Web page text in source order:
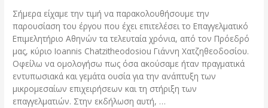
Σήμερα είχαμε την τιμή να παρακολουθήσουμε την
παρουσίαση του έργου που έχει επιτελέσει το Επαγγελματικό
Επιμελητήριο Αθηνών τα τελευταία χρόνια, από τον Πρόεδρό
μας, κύριο Ioannis Chatzitheodosiou Γιάννη Χατζηθεοδοσίου.
Οφείλω να ομολογήσω πως όσα ακούσαμε ήταν πραγματικά
εντυπωσιακά και γεμάτα ουσία για την ανάπτυξη των
μικρομεσαίων επιχειρήσεων και τη στήριξη των
επαγγελματιών. Στην εκδήλωση αυτή, …